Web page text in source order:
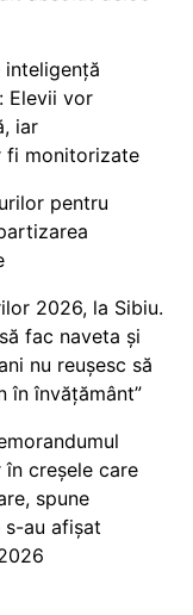
Elevii vor
iar
fi monitorizate
pentru
2026, la Sibiu.
fac naveta și
nu reușesc să
în învățământ”
creșele care
spune
s-au afișat